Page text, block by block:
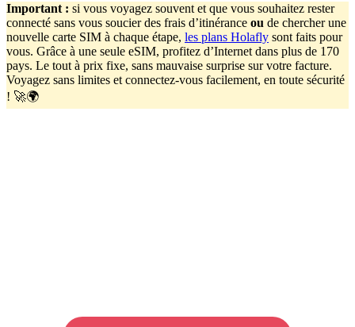
Important : si vous voyagez souvent et que vous souhaitez rester
connecté sans vous soucier des frais d’itinérance ou de chercher une
nouvelle carte SIM à chaque étape, les plans Holafly sont faits pour
vous. Grâce à une seule eSIM, profitez d’Internet dans plus de 170
pays. Le tout à prix fixe, sans mauvaise surprise sur votre facture.
Voyagez sans limites et connectez-vous facilement, en toute sécurité
! 🚀🌍